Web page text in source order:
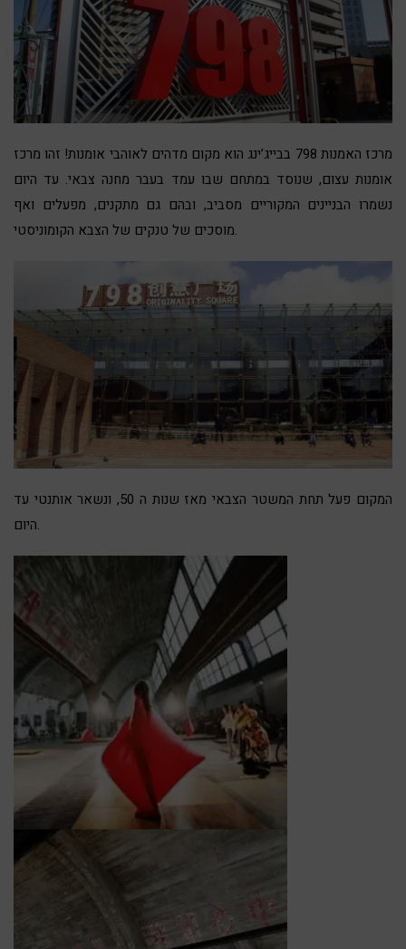
מרכז האמנות 798 בבייג’ינג הוא מקום מדהים לאוהבי אומנות! זהו מרכז
אומנות עצום, שנוסד במתחם שבו עמד בעבר מחנה צבאי. עד היום
נשמרו הבניינים המקוריים מסביב, ובהם גם מתקנים, מפעלים ואף
מוסכים של טנקים של הצבא הקומוניסטי.
המקום פעל תחת המשטר הצבאי מאז שנות ה 50, ונשאר אותנטי עד
היום.